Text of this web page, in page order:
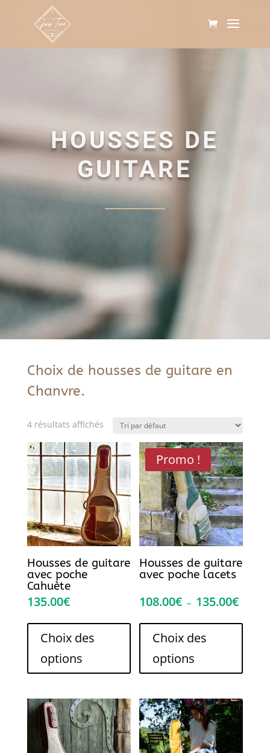
HOUSSES DE
GUITARE
Choix de housses de guitare en
Chanvre.
4 résultats affichés
Housses de guitare
avec poche
Cahuète
135.00€
Choix des
options
produit
plusieurs
Les
options
peuvent
être
Promo !
Housses de guitare
avec poche lacets
108.00€ – 135.00€Plage
Choix des
options
Les